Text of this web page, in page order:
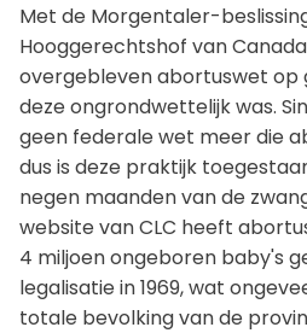
Met de Morgentaler-
Hooggerechtshof van
overgebleven abortuswet op
deze ongrondwettelijk was.
geen federale wet meer die
dus is deze praktijk
negen maanden van de
website van CLC heeft
4 miljoen ongeboren baby's
legalisatie in 1969, wat
totale bevolking van de